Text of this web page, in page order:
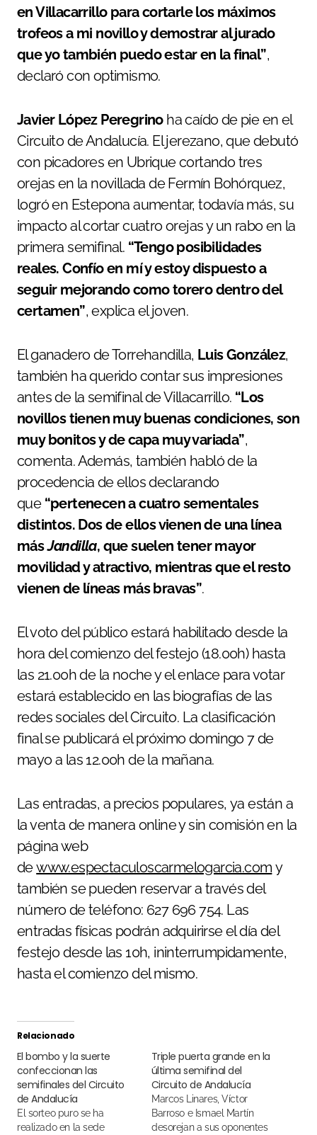
en Villacarrillo para cortarle los máximos
trofeos a mi novillo y demostrar al jurado
que yo también puedo estar en la final”,
declaró con optimismo.
Javier López Peregrinoha caído de pie en el
Circuito de Andalucía. El jerezano, que debutó
con picadores en Ubrique cortando tres
orejas en la novillada de Fermín Bohórquez,
logró en Estepona aumentar, todavía más, su
impacto al cortar cuatro orejas y un rabo en la
primera semifinal. “Tengo posibilidades
reales. Confío en mí y estoy dispuesto a
seguir mejorando como torero dentro del
certamen”, explica el joven.
El ganadero de Torrehandilla, Luis González,
también ha querido contar sus impresiones
antes de la semifinal de Villacarrillo. “Los
novillos tienen muy buenas condiciones, son
muy bonitos y de capa muy variada”,
comenta. Además, también habló de la
procedencia de ellos declarando
que “pertenecen a cuatro sementales
distintos. Dos de ellos vienen de una línea
másJandilla, que suelen tener mayor
movilidad y atractivo, mientras que el resto
vienen de líneas más bravas”.
El voto del público estará habilitado desde la
hora del comienzo del festejo (18.00h) hasta
las 21.00h de la noche y el enlace para votar
estará establecido en las biografías de las
redes sociales del Circuito. La clasificación
final se publicará el próximo domingo 7 de
mayo a las 12.00h de la mañana.
Las entradas, a precios populares, ya están a
la venta de manera online y sin comisión en la
página web
dewww.espectaculoscarmelogarcia.com y
también se pueden reservar a través del
número de teléfono: 627 696 754. Las
entradas físicas podrán adquirirse el día del
festejo desde las 10h, ininterrumpidamente,
hasta el comienzo del mismo.
Relacionado
El bombo y la suerte
confeccionan las
semifinales del Circuito
de Andalucía
El sorteo puro se ha
realizado en la sede
Triple puerta grande en la
última semifinal del
Circuito de Andalucía
Marcos Linares, Víctor
Barroso e Ismael Martín
desorejan a sus oponentes